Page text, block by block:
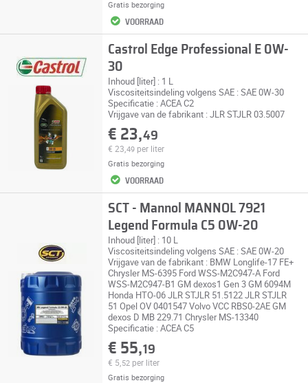
Gratis bezorging
VOORRAAD
Castrol Edge Professional E 0W-
30
Inhoud [liter] : 1 L
Viscositeitsindeling volgens SAE : SAE 0W-30
Specificatie : ACEA C2
Vrijgave van de fabrikant : JLR STJLR 03.5007
€ 23,49
€ 23, 49 per liter
Gratis bezorging
VOORRAAD
SCT - Mannol MANNOL 7921
Legend Formula C5 0W-20
Inhoud [liter] : 10 L
Viscositeitsindeling volgens SAE : SAE 0W-20
Vrijgave van de fabrikant : BMW Longlife-17 FE+
Chrysler MS-6395 Ford WSS-M2C947-A Ford
WSS-M2C947-B1 GM dexos1 Gen 3 GM 6094M
Honda HTO-06 JLR STJLR 51.5122 JLR STJLR
51 Opel OV 0401547 Volvo VCC RBS0-2AE GM
dexos D MB 229.71 Chrysler MS-13340
Specificatie : ACEA C5
€ 55,19
€ 5, 52 per liter
Gratis bezorging